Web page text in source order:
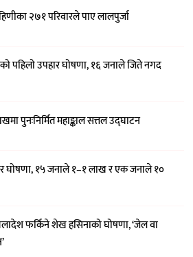
२७१ परिवारले पाए लालपुर्जा
पहिलो उपहार घोषणा, १६ जनाले जिते नगद
पुनःनिर्मित महाङ्काल सत्तल उद्घाटन
घोषणा, १५ जनाले १–१ लाख र एक जनाले १०
फर्किने शेख हसिनाको घोषणा, ‘जेल वा